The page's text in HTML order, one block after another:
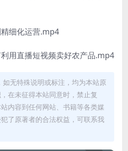
细化运营.mp4
用直播短视频卖好农产品.mp4
如无特殊说明或标注，均为本站原
在未征得本站同意时，禁止复
内容到任何网站、书籍等各类媒
了原著者的合法权益，可联系我